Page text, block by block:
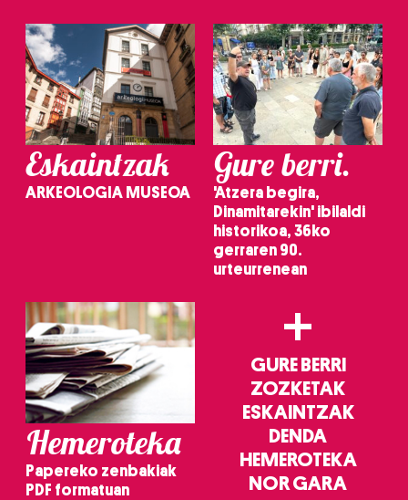
Eskaintzak
ARKEOLOGIA MUSEOA
Gure berri.
'Atzera begira,
Dinamitarekin' ibilaldi
historikoa, 36ko
gerraren 90.
urteurrenean
Hemeroteka
Papereko zenbakiak
PDF formatuan
+
GURE BERRI
ZOZKETAK
ESKAINTZAK
DENDA
HEMEROTEKA
NOR GARA